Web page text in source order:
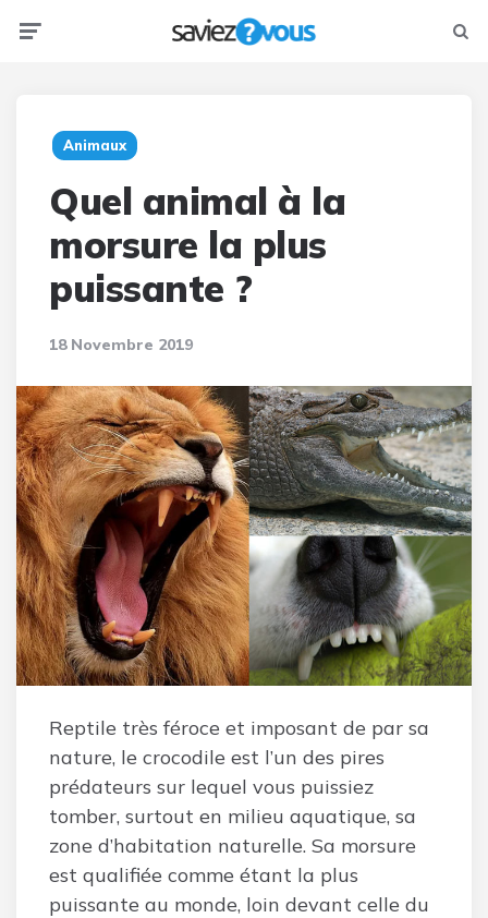
Animaux
Quel animal à la
morsure la plus
puissante ?
18 Novembre 2019
Reptile très féroce et imposant de par sa
nature, le crocodile est l’un des pires
prédateurs sur lequel vous puissiez
tomber, surtout en milieu aquatique, sa
zone d’habitation naturelle. Sa morsure
est qualifiée comme étant la plus
puissante au monde, loin devant celle du